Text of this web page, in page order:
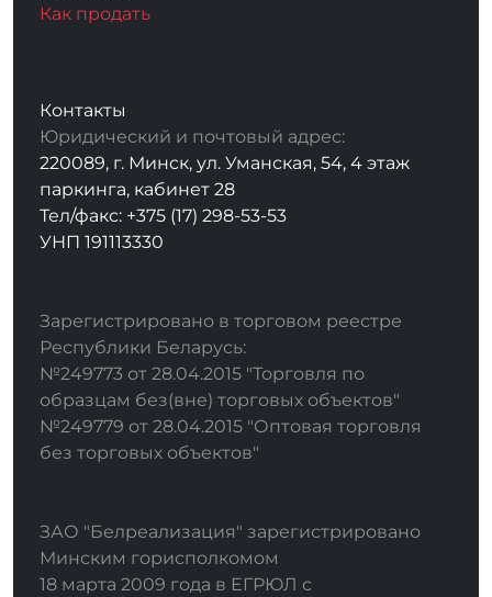
Как продать
Контакты
Юридический и почтовый адрес:
220089, г. Минск, ул. Уманская, 54, 4 этаж
паркинга, кабинет 28
Тел/факс: +375 (17) 298-53-53
УНП 191113330
Зарегистрировано в торговом реестре
Республики Беларусь:
№249773 от 28.04.2015 "Торговля по
образцам без(вне) торговых объектов"
№249779 от 28.04.2015 "Оптовая торговля
без торговых объектов"
ЗАО "Белреализация" зарегистрировано
Минским горисполкомом
18 марта 2009 года в ЕГРЮЛ с